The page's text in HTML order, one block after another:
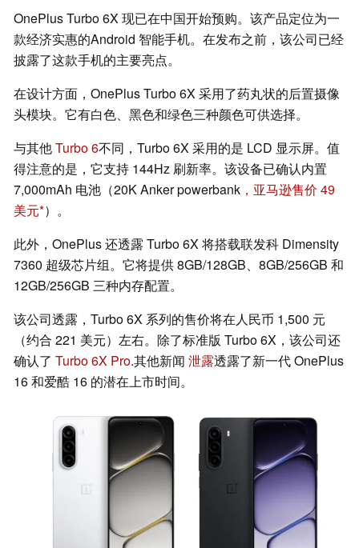
OnePlus Turbo 6X 现已在中国开始预购。该产品定位为一
款经济实惠的Android 智能手机。在发布之前，该公司已经
披露了这款手机的主要亮点。
在设计方面，OnePlus Turbo 6X 采用了药丸状的后置摄像
头模块。它有白色、黑色和绿色三种颜色可供选择。
与其他Turbo 6不同，Turbo 6X 采用的是 LCD 显示屏。值
得注意的是，它支持 144Hz 刷新率。该设备已确认内置
7,000mAh 电池（20K Anker powerbank ，亚马逊售价 49
美元 ）。
此外，OnePlus 还透露 Turbo 6X 将搭载联发科 Dimensity
7360 超级芯片组。它将提供 8GB/128GB、8GB/256GB 和
12GB/256GB 三种内存配置。
该公司透露，Turbo 6X 系列的售价将在人民币 1,500 元
（约合 221 美元）左右。除了标准版 Turbo 6X，该公司还
确认了 Turbo 6X Pro.其他新闻 泄露透露了新一代 OnePlus
16 和爱酷 16 的潜在上市时间。